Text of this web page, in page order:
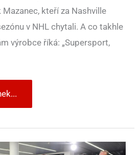
kteří za Nashville
v NHL chytali. A co takhle
výrobce říká: „Supersport,